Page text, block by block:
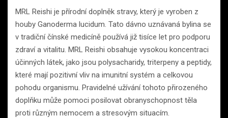
MRL Reishi je přírodní doplněk stravy, který je vyroben z
houby Ganoderma lucidum. Tato dávno uznávaná bylina se
v tradiční čínské medicíně používá již tisíce let pro podporu
zdraví a vitalitu. MRL Reishi obsahuje vysokou koncentraci
účinných látek, jako jsou polysacharidy, triterpeny a peptidy,
které mají pozitivní vliv na imunitní systém a celkovou
pohodu organismu. Pravidelné užívání tohoto přirozeného
doplňku může pomoci posilovat obranyschopnost těla
proti různým nemocem a stresovým situacím.